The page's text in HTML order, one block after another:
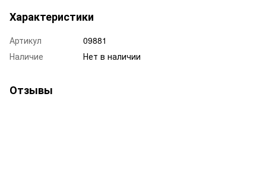
Характеристики
Артикул
09881
Наличие
Нет в наличии
Отзывы